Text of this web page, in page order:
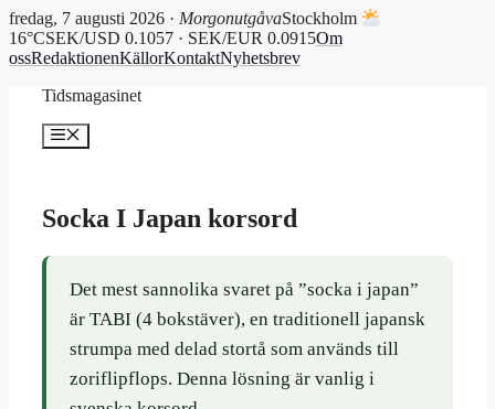
fredag, 7 augusti 2026 · MorgonutgåvaStockholm
16°CSEK/USD 0.1057 · SEK/EUR 0.0915Om
ossRedaktionenKällorKontaktNyhetsbrev
Tidsmagasinet
Meny
Socka I Japan korsord
Det mest sannolika svaret på ”socka i japan”
är TABI (4 bokstäver), en traditionell japansk
strumpa med delad stortå som används till
zoriflipflops. Denna lösning är vanlig i